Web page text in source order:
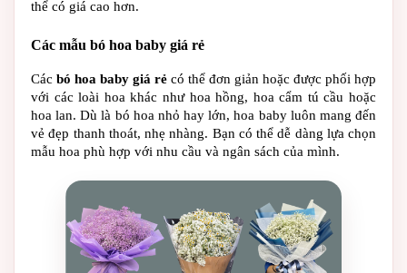
thể có giá cao hơn.
Các mẫu bó hoa baby giá rẻ
Các bó hoa baby giá rẻ có thể đơn giản hoặc được phối hợp
với các loài hoa khác như hoa hồng, hoa cẩm tú cầu hoặc
hoa lan. Dù là bó hoa nhỏ hay lớn, hoa baby luôn mang đến
vẻ đẹp thanh thoát, nhẹ nhàng. Bạn có thể dễ dàng lựa chọn
mẫu hoa phù hợp với nhu cầu và ngân sách của mình.